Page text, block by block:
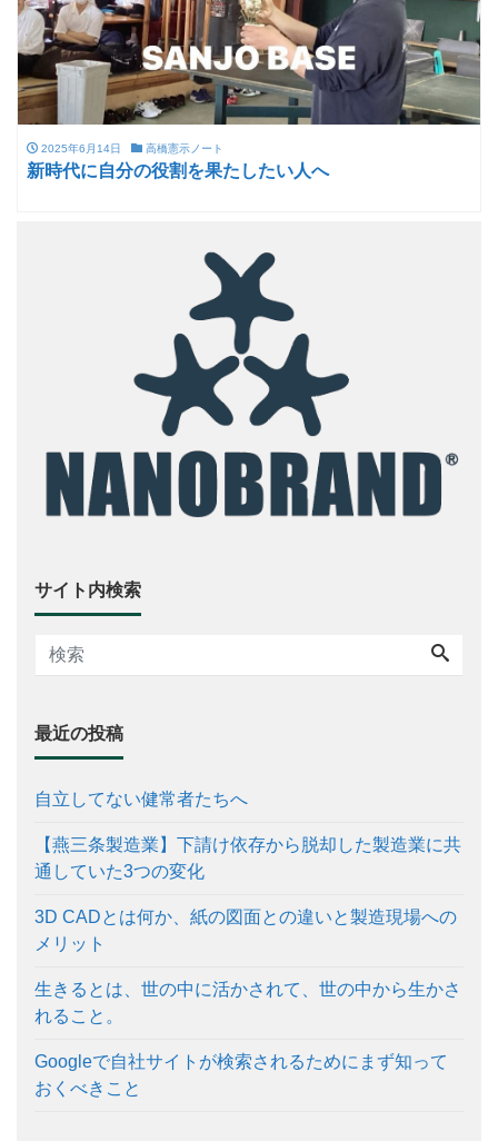
2025年6月14日 高橋憲示ノート
新時代に自分の役割を果たしたい人へ
サイト内検索
最近の投稿
自立してない健常者たちへ
【燕三条製造業】下請け依存から脱却した製造業に共
通していた3つの変化
3D CADとは何か、紙の図面との違いと製造現場への
メリット
生きるとは、世の中に活かされて、世の中から生かさ
れること。
Googleで自社サイトが検索されるためにまず知って
おくべきこと